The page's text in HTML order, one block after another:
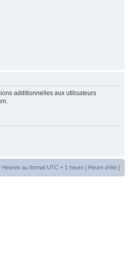
additionnelles aux utilisateurs
Heures au format UTC + 1 heure [ Heure d’été ]